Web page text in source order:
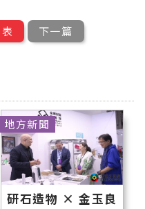
下一篇
研石造物 × 金玉良
地方新聞